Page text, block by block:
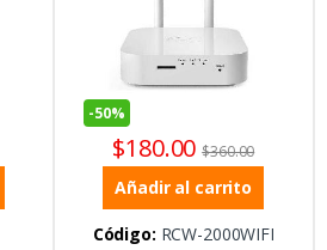
-50%
$180.00 $360.00
Añadir al carrito
Código: RCW-2000WIFI